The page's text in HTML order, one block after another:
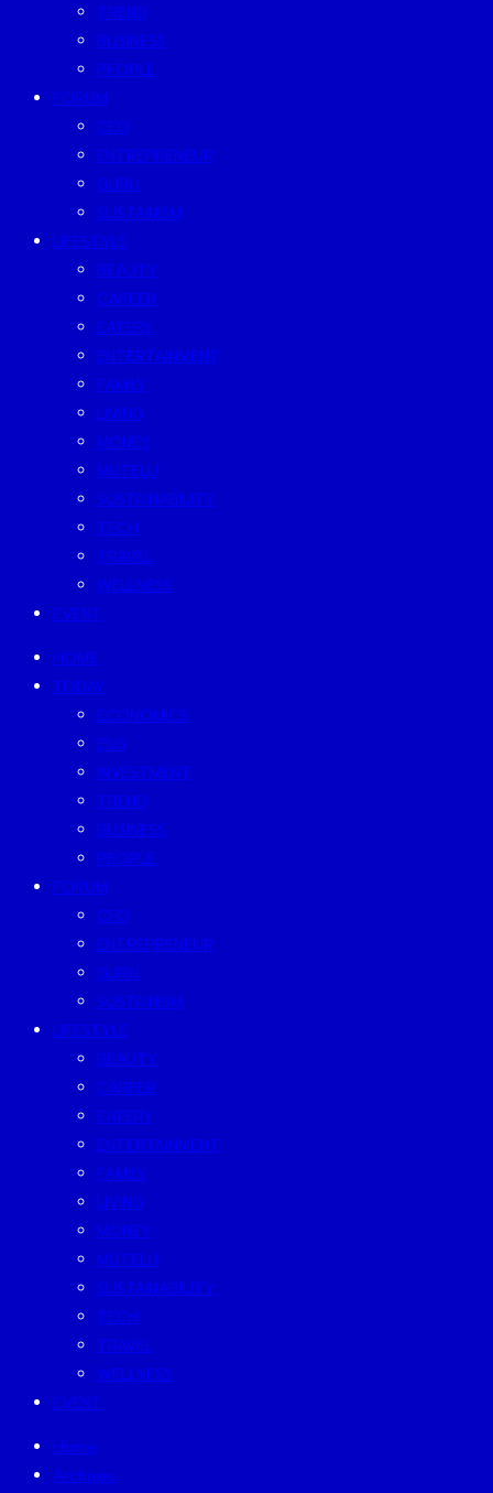
TREND
BUSINESS
PEOPLE
FORUM
CEO
ENTREPRENEUR
GURU
SUSTAINISM
LIFESTYLE
BEAUTY
CAREER
EATERY
ENTERTAINMENT
FAMILY
LIVING
MONEY
MUTELU
SUSTAINABILITY
TECH
TRAVEL
WELLNESS
EVENT
HOME
TODAY
ECONOMICS
ESG
INVESTMENT
TREND
BUSINESS
PEOPLE
FORUM
CEO
ENTREPRENEUR
GURU
SUSTAINISM
LIFESTYLE
BEAUTY
CAREER
EATERY
ENTERTAINMENT
FAMILY
LIVING
MONEY
MUTELU
SUSTAINABILITY
TECH
TRAVEL
WELLNESS
EVENT
Home
Archives